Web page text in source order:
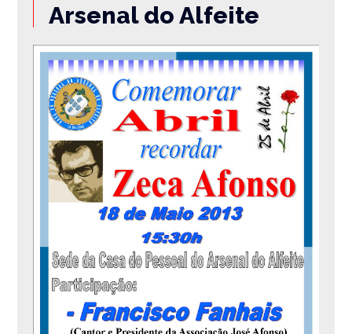
Arsenal do Alfeite